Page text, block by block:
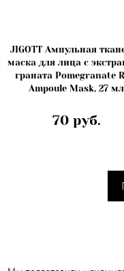
JIGOTT Ампульная
маска для лица с
граната Pomegranate
Ampoule Mask, 27 мл
70 руб.